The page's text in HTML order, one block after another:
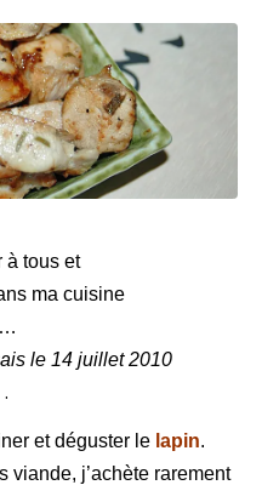
à tous et
ma cuisine
…
le 14 juillet 2010
.
et déguster le lapin.
viande, j’achète rarement